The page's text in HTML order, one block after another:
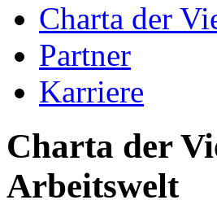
Charta der
Partner
Karriere
Charta der
Arbeitswelt